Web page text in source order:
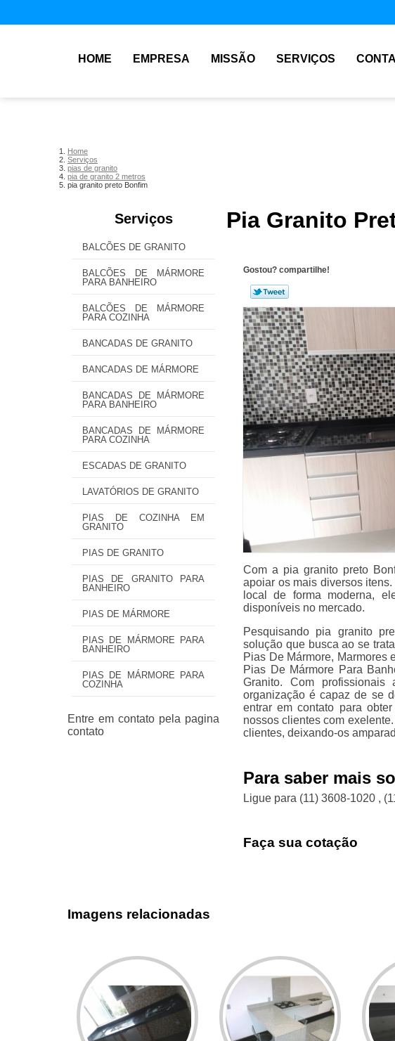
HOME EMPRESA MISSÃO SERVIÇOS
Home
Serviços
pias de granito
pia de granito 2 metros
pia granito preto Bonfim
Serviços
BALCÕES DE GRANITO
BALCÕES DE MÁRMORE
PARA BANHEIRO
BALCÕES DE MÁRMORE
PARA COZINHA
BANCADAS DE GRANITO
BANCADAS DE MÁRMORE
BANCADAS DE MÁRMORE
PARA BANHEIRO
BANCADAS DE MÁRMORE
PARA COZINHA
ESCADAS DE GRANITO
LAVATÓRIOS DE GRANITO
PIAS DE COZINHA EM
GRANITO
PIAS DE GRANITO
PIAS DE GRANITO PARA
BANHEIRO
PIAS DE MÁRMORE
PIAS DE MÁRMORE PARA
BANHEIRO
PIAS DE MÁRMORE PARA
COZINHA
Pia Granito
Gostou? compartilhe!
Com a pia granito preto
apoiar os mais diversos
local de forma moderna,
disponíveis no mercado.
Pesquisando pia granito
solução que busca ao se
Pias De Mármore, Marmores
Pias De Mármore Para
Granito. Com profissionais
organização é capaz de se
entrar em contato para
nossos clientes com
clientes, deixando-os
Para saber mais
Ligue para (11) 3608-1020 ,
Faça sua cotação
Imagens relacionadas